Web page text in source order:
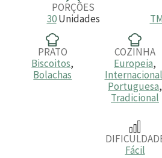
PORÇÕES
30 Unidades
PRATO
Biscoitos,
Bolachas
COZINHA
Europeia,
Internacional
Portuguesa,
Tradicional
Fácil